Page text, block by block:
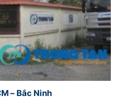
– Bắc Ninh